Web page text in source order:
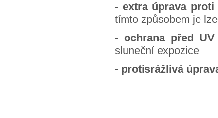
- extra úprava
tímto způsobem je
- ochrana před
sluneční expozice
- protisrážlivá